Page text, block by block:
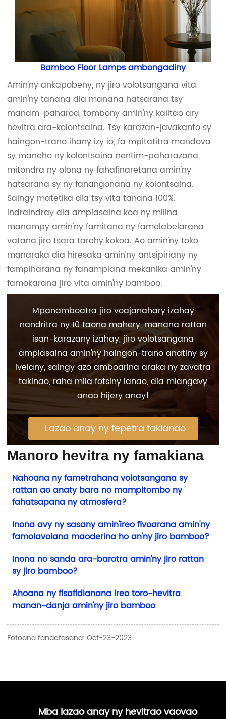
Bamboo Floor Lamps ambongadiny
Amin'ny ankapobeny, ny jiro volotsangana vita
amin'ny tanana dia manana hatsarana tsy
manam-paharoa, tombony amin'ny kalitao ary
hevitra ara-kolontsaina. Tsy karazan-javakanto sy
haingon-trano ihany izy io, fa mpitatitra mandova
sy maneho ny kolontsaina nentim-paharazana,
mitondra ny olona ny fahafinaretana amin'ny
hatsarana sy ny fanangonana ny kolontsaina.
Saingy matetika dia tsy vita tanana 100%.
Indraindray dia ampiasaina koa ny milina
manampy amin'ny famitana ny famelabelarana
vatana jiro tsara tarehy kokoa. Ao amin'ny toko
manaraka dia hiresaka amin'ny antsipiriany ny
fampiharana ny fanampiana mekanika amin'ny
famokarana jiro vita amin'ny bamboo.
Mpanamboatra jiro voajanahary izahay
nandritra ny 10 taona mahery, manana rattan
isan-karazany izahay, jiro volotsangana
ampiasaina amin'ny haingon-trano anatiny sy
ivelany, saingy azo amboarina araka ny zavatra
takinao, raha mila fotsiny ianao, dia miangavy
anao hijery anay!
Lazao anay ny fepetra takianao
Manoro hevitra ny famakiana
Nahoana ny fametrahana volotsangana sy
rattan ao anaty bara no mampitombo ny
fahatsapana ny atmosfera?
Inona avy ny sasany amin'ireo fivoarana amin'ny
famolavolana maoderina ho an'ny jiro bamboo?
Inona no sanda ara-barotra amin'ny jiro rattan
sy jiro bamboo?
Ahoana ny fisafidianana ireo toro-hevitra
manan-danja amin'ny jiro bamboo
Fotoana fandefasana: Oct-23-2023
Mba lazao anay ny hevitrao vaovao